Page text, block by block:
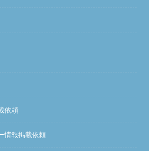
依頼
情報掲載依頼